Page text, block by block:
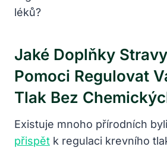
Jaké Doplňky
Pomoci⁣ Regulovat‌
Tlak Bez
Existuje mnoho přírodních
přispět ⁣k regulaci⁣ krevního